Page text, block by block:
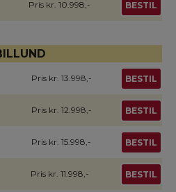
Pris kr. 10.998,- BESTIL
Pris kr. 13.998,- BESTIL
Pris kr. 12.998,- BESTIL
Pris kr. 15.998,- BESTIL
Pris kr. 11.998,- BESTIL